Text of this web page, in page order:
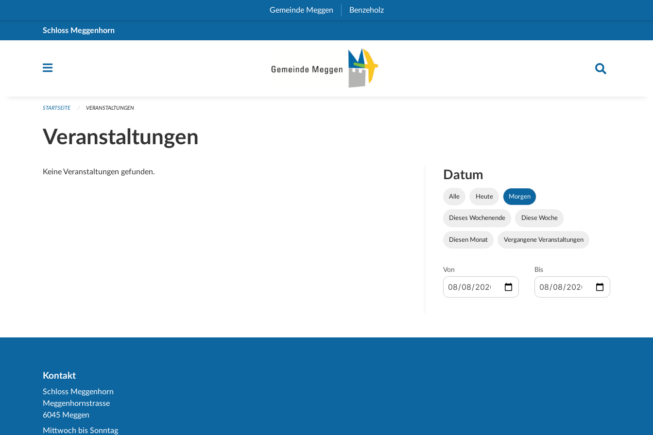
Gemeinde Meggen (External Link)
Benzeholz(External Link)
Schloss Meggenhorn
STARTSEITE VERANSTALTUNGEN
Veranstaltungen
Keine Veranstaltungen gefunden. Datum
Alle Heute Morgen
Dieses Wochenende Diese Woche
Diesen Monat Vergangene Veranstaltungen
Von Bis
Kontakt
Schloss Meggenhorn
Meggenhornstrasse
6045 Meggen
Mittwoch bis Sonntag